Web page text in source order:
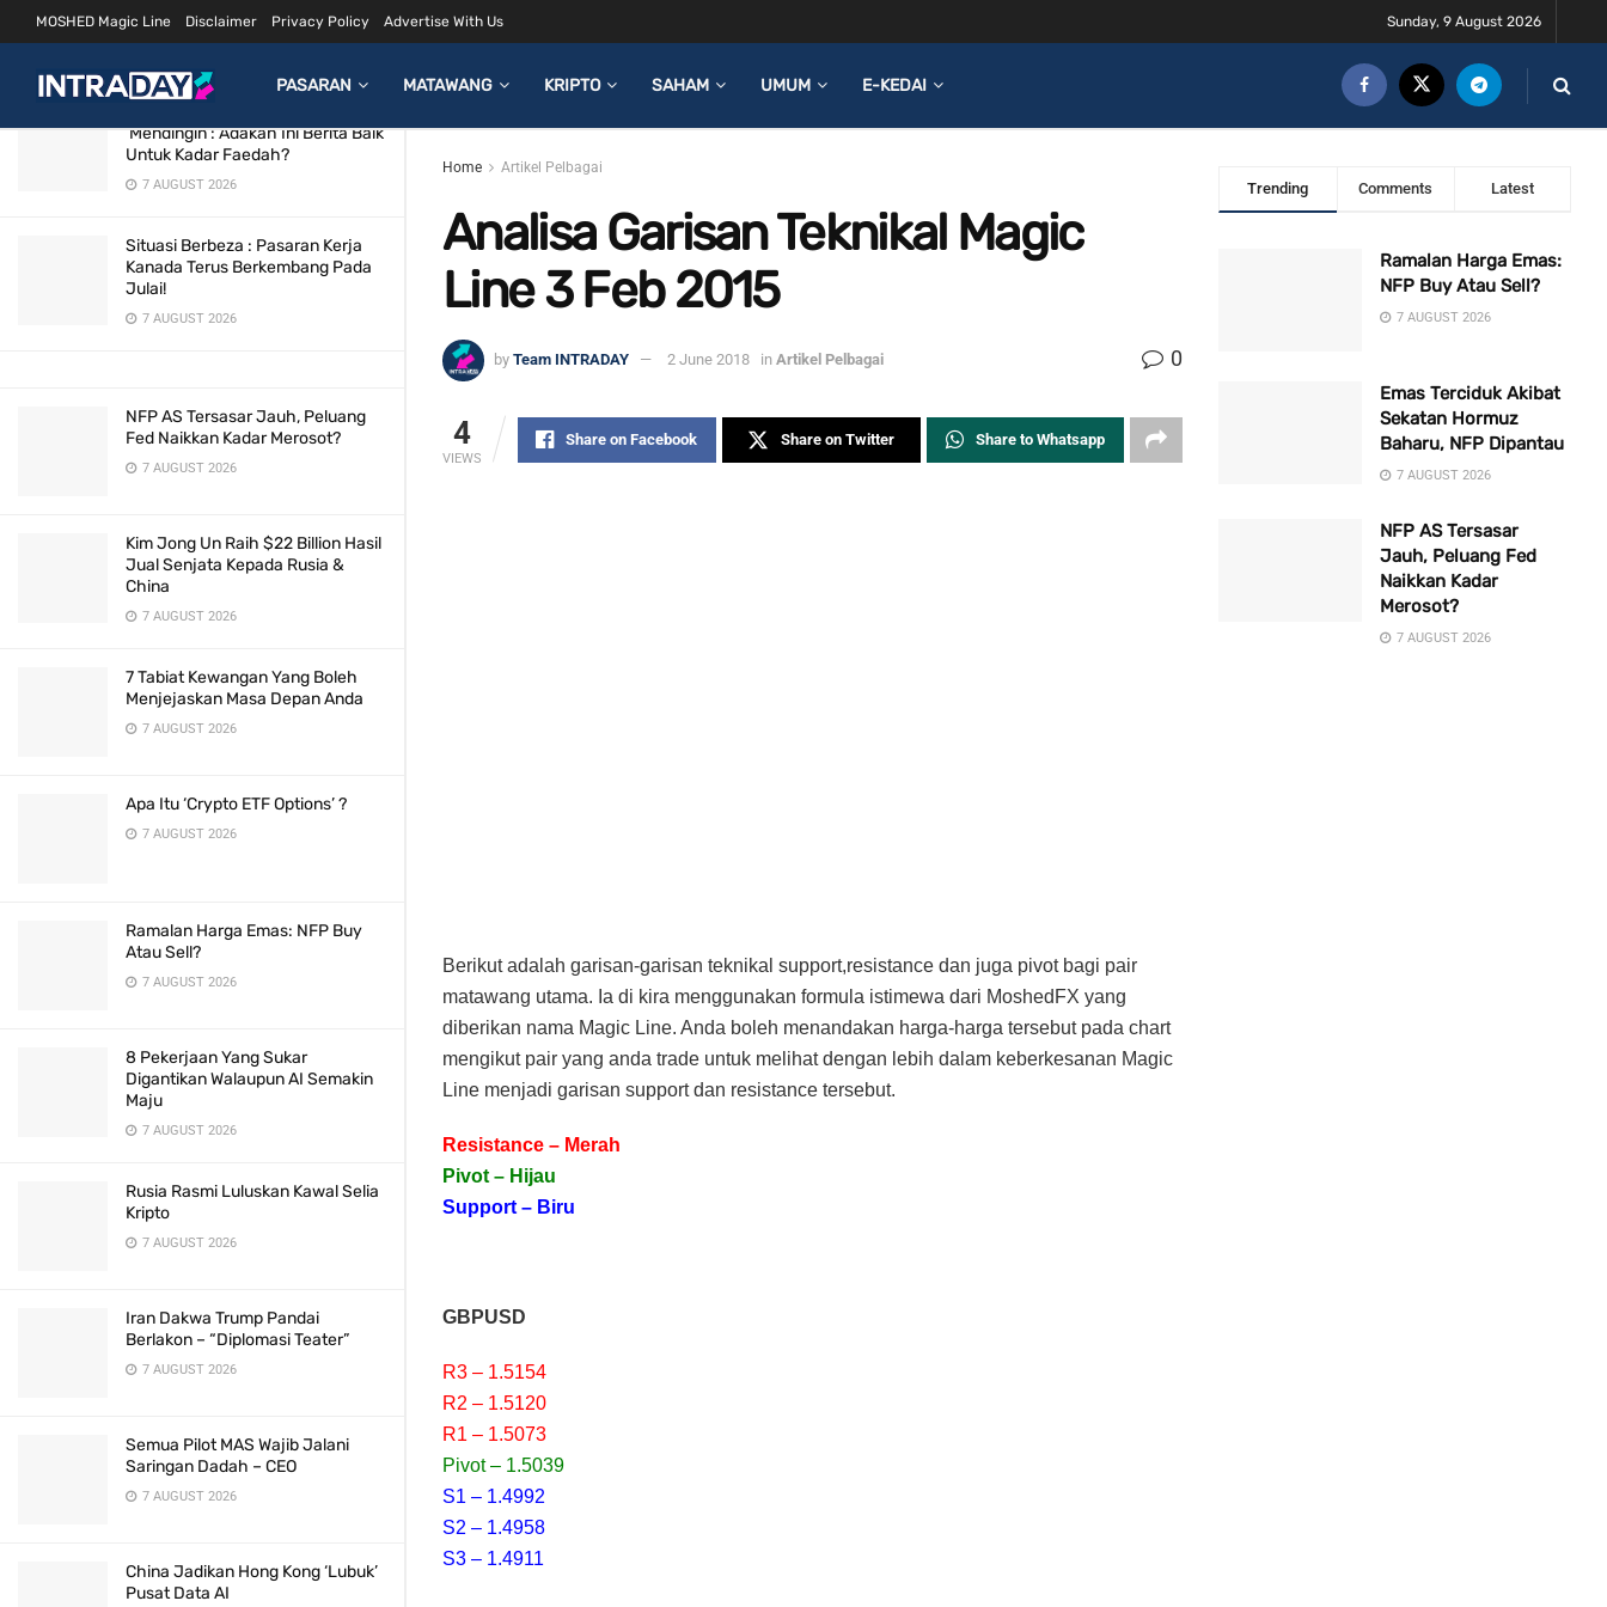
LATEST TRENDING Filter
‘Mendingin’: Adakah Ini Berita Baik
Untuk Kadar Faedah?
7 AUGUST 2026
Situasi Berbeza : Pasaran Kerja
Kanada Terus Berkembang Pada
Julai!
7 AUGUST 2026
NFP AS Tersasar Jauh, Peluang
Fed Naikkan Kadar Merosot?
7 AUGUST 2026
Kim Jong Un Raih $22 Billion Hasil
Jual Senjata Kepada Rusia &
China
7 AUGUST 2026
7 Tabiat Kewangan Yang Boleh
Menjejaskan Masa Depan Anda
7 AUGUST 2026
Apa Itu ‘Crypto ETF Options’ ?
7 AUGUST 2026
Ramalan Harga Emas: NFP Buy
Atau Sell?
7 AUGUST 2026
8 Pekerjaan Yang Sukar
Digantikan Walaupun AI Semakin
Maju
7 AUGUST 2026
Rusia Rasmi Luluskan Kawal Selia
Kripto
7 AUGUST 2026
Iran Dakwa Trump Pandai
Berlakon – “Diplomasi Teater”
7 AUGUST 2026
Semua Pilot MAS Wajib Jalani
Saringan Dadah – CEO
7 AUGUST 2026
China Jadikan Hong Kong ‘Lubuk’
Pusat Data AI
MOSHED Magic Line Disclaimer Privacy Policy Advertise With Us Sunday, 9 August 2026
PASARAN MATAWANG KRIPTO SAHAM UMUM E-KEDAI
Home Artikel Pelbagai
Analisa Garisan Teknikal Magic
Line 3 Feb 2015
by Team INTRADAY 2 June 2018 in Artikel Pelbagai 0
4
VIEWS
Share on Facebook Share on Twitter Share to Whatsapp
Berikut adalah garisan-garisan teknikal support,resistance dan juga pivot bagi pair
matawang utama. Ia di kira menggunakan formula istimewa dari MoshedFX yang
diberikan nama Magic Line. Anda boleh menandakan harga-harga tersebut pada chart
mengikut pair yang anda trade untuk melihat dengan lebih dalam keberkesanan Magic
Line menjadi garisan support dan resistance tersebut.
Resistance – Merah
Pivot – Hijau
Support – Biru
GBPUSD
R3 – 1.5154
R2 – 1.5120
R1 – 1.5073
Pivot – 1.5039
S1 – 1.4992
S2 – 1.4958
S3 – 1.4911
Trending Comments Latest
Ramalan Harga Emas:
NFP Buy Atau Sell?
7 AUGUST 2026
Emas Terciduk Akibat
Sekatan Hormuz
Baharu, NFP Dipantau
7 AUGUST 2026
NFP AS Tersasar
Jauh, Peluang Fed
Naikkan Kadar
Merosot?
7 AUGUST 2026